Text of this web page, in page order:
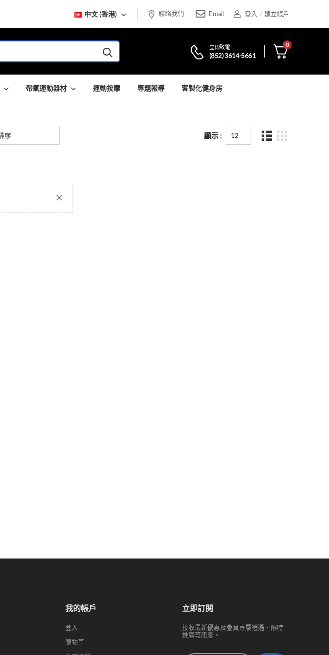
中文 (香港) 聯絡我們 Email 登入 / 建立帳戶
立即致電:
(852) 3614-5661
0
帶氧運動器材 運動按摩 專題報導 客製化健身房
顯示 :
我的帳戶
登入
購物車
立即訂閱
接收最新優惠及會員專屬禮遇、限時
推廣等訊息。